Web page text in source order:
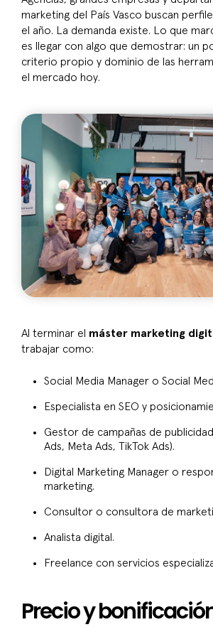
marketing del País Vasco buscan
el año. La demanda existe. Lo que
es llegar con algo que demostrar: un
criterio propio y dominio de las
el mercado hoy.
Al terminar el máster marketing
trabajar como:
Social Media Manager o Social
Especialista en SEO y
Gestor de campañas de
Ads, Meta Ads, TikTok Ads).
Digital Marketing Manager o
marketing.
Consultor o consultora de
Analista digital.
Freelance con servicios
Precio y